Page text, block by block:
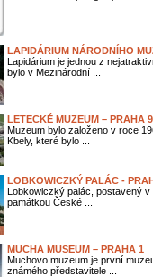
LAPIDÁRIUM NÁRODNÍHO
Lapidárium je jednou z
bylo v Mezinárodní ...
LETECKÉ MUZEUM – PRAHA
Muzeum bylo založeno v roce
Kbely, které bylo ...
LOBKOWICZKÝ PALÁC -
Lobkowiczký palác, postavený
památkou České ...
MUCHA MUSEUM – PRAHA 1
Muchovo muzeum je první
známého představitele ...